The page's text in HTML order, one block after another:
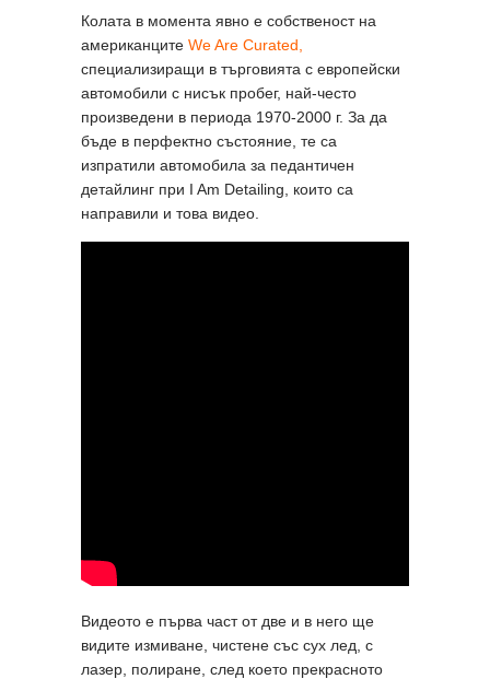
Колата в момента явно е собственост на
американците We Are Curated,
специализиращи в търговията с европейски
автомобили с нисък пробег, най-често
произведени в периода 1970-2000 г. За да
бъде в перфектно състояние, те са
изпратили автомобила за педантичен
детайлинг при I Am Detailing, които са
направили и това видео.
Видеото е първа част от две и в него ще
видите измиване, чистене със сух лед, с
лазер, полиране, след което прекрасното